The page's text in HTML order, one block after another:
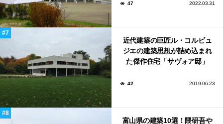
47 2022.03.31
近代建築の巨匠ル・コルビュ
ジエの建築思想が詰め込まれ
た傑作住宅「サヴォア邸」
42 2019.06.23
富山県の建築10選！隈研吾や